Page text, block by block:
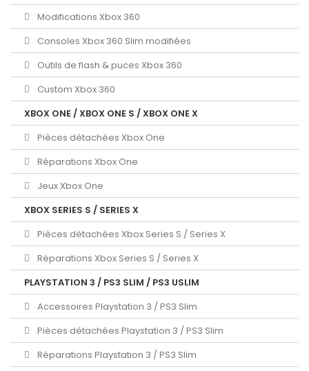
Modifications Xbox 360
Consoles Xbox 360 Slim modifiées
Outils de flash & puces Xbox 360
Custom Xbox 360
XBOX ONE / XBOX ONE S / XBOX ONE X
Pièces détachées Xbox One
Réparations Xbox One
Jeux Xbox One
XBOX SERIES S / SERIES X
Pièces détachées Xbox Series S / Series X
Réparations Xbox Series S / Series X
PLAYSTATION 3 / PS3 SLIM / PS3 USLIM
Accessoires Playstation 3 / PS3 Slim
Pièces détachées Playstation 3 / PS3 Slim
Réparations Playstation 3 / PS3 Slim